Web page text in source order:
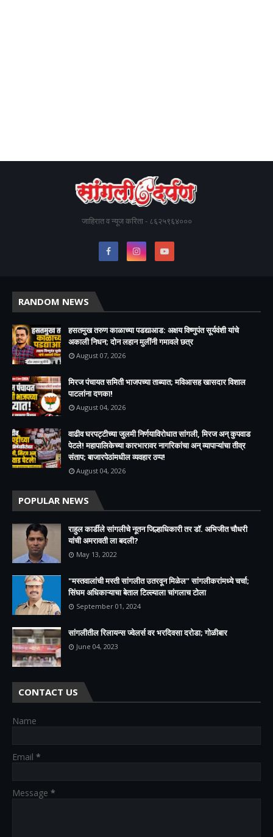
जाहिरात व न्यूज करिता - ८६२५९६४०००
RANDOM NEWS
हसतमुख तरुण काळाच्या पडद्याआड: अक्षय विष्णुपंत सूर्यवंशी यांचे
अकाली निधन; दोन लहान मुलींनी गमावले छत्र
August 07, 2026
मिरज पंचायत समिती भाजपच्या ताब्यात; मविआसह खासदार विशाल
पाटलांना दणका!
August 04, 2026
वाढीव घरपट्टीच्या जुलमी निर्णयाविरोधात सांगली, मिरज अन् कुपवाड
पेटले! महापालिकेच्या कारभारावर नागरिकांचा अन् व्यापाऱ्यांचा तीव्र
संताप; बाजारपेठांमधील व्यवहार ठप्प!​
August 04, 2026
POPULAR NEWS
राहुल कार्डीले सांगलीचे नूतन जिल्हाधिकारी तर डॉ. अभिजीत चौधरी
यांची अमरावती ला बदली?
May 13, 2022
"मस्तवालांची मस्ती सांगलीत उतरवून मिळेल" सांगलीकरांमध्ये चर्चा;
सिंघम अधिकाऱ्याचा बेताल टिल्ल्याला चांगलाच टोला
September 01, 2024
सांगलीतील रिलायन्स ज्वेलर्स वर भरदिवसा दरोडा; गोळीबार
June 04, 2023
CONTACT US
Name
Email *
Message *